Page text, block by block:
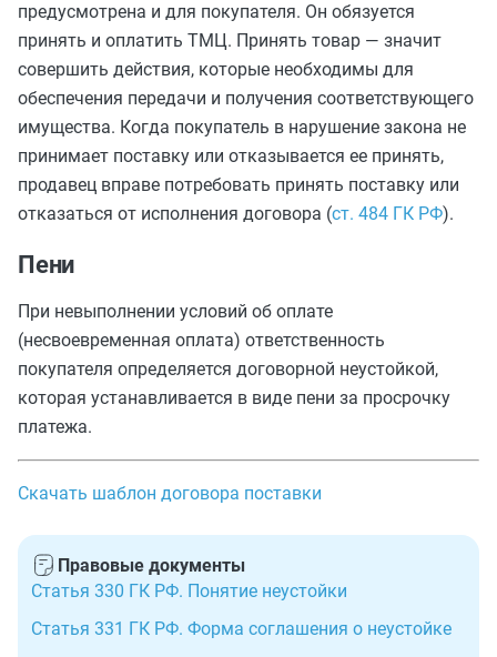
предусмотрена и для покупателя. Он обязуется
принять и оплатить ТМЦ. Принять товар — значит
совершить действия, которые необходимы для
обеспечения передачи и получения соответствующего
имущества. Когда покупатель в нарушение закона не
принимает поставку или отказывается ее принять,
продавец вправе потребовать принять поставку или
отказаться от исполнения договора (ст. 484 ГК РФ).
Пени
При невыполнении условий об оплате
(несвоевременная оплата) ответственность
покупателя определяется договорной неустойкой,
которая устанавливается в виде пени за просрочку
платежа.
Скачать шаблон договора поставки
Правовые документы
Статья 330 ГК РФ. Понятие неустойки
Статья 331 ГК РФ. Форма соглашения о неустойке